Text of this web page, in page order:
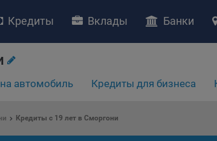
Кредиты Вклады Банки
автомобиль Кредиты для бизнеса
Кредиты с 19 лет в Сморгони